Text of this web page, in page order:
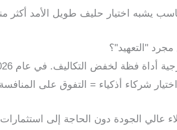
يشبه اختيار حليف طويل الأمد أكثر
"التعهيد"؟
شركاء أذكياء = التفوق على
عالي الجودة دون الحاجة إلى